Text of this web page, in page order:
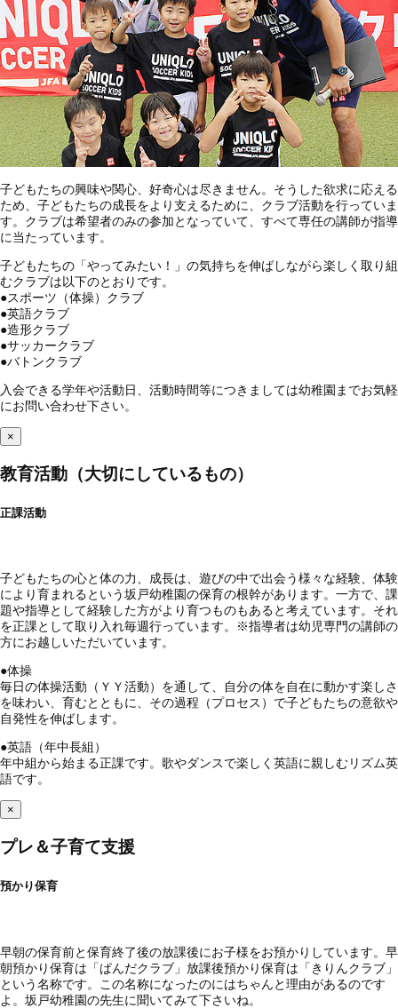
子どもたちの興味や関心、好奇心は尽きません。そうした欲求に応える
ため、子どもたちの成長をより支えるために、クラブ活動を行っていま
す。クラブは希望者のみの参加となっていて、すべて専任の講師が指導
に当たっています。
子どもたちの「やってみたい！」の気持ちを伸ばしながら楽しく取り組
むクラブは以下のとおりです。
●スポーツ（体操）クラブ
●英語クラブ
●造形クラブ
●サッカークラブ
●バトンクラブ
入会できる学年や活動日、活動時間等につきましては幼稚園までお気軽
にお問い合わせ下さい。
×
教育活動（大切にしているもの）
正課活動
子どもたちの心と体の力、成長は、遊びの中で出会う様々な経験、体験
により育まれるという坂戸幼稚園の保育の根幹があります。一方で、課
題や指導として経験した方がより育つものもあると考えています。それ
を正課として取り入れ毎週行っています。※指導者は幼児専門の講師の
方にお越しいただいています。
●体操
毎日の体操活動（ＹＹ活動）を通して、自分の体を自在に動かす楽しさ
を味わい、育むとともに、その過程（プロセス）で子どもたちの意欲や
自発性を伸ばします。
●英語（年中長組）
年中組から始まる正課です。歌やダンスで楽しく英語に親しむリズム英
語です。
×
プレ＆子育て支援
預かり保育
早朝の保育前と保育終了後の放課後にお子様をお預かりしています。早
朝預かり保育は「ぱんだクラブ」放課後預かり保育は「きりんクラブ」
という名称です。この名称になったのにはちゃんと理由があるのです
よ。坂戸幼稚園の先生に聞いてみて下さいね。